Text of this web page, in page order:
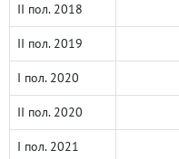
II пол. 2018
II пол. 2019
I пол. 2020
II пол. 2020
I пол. 2021